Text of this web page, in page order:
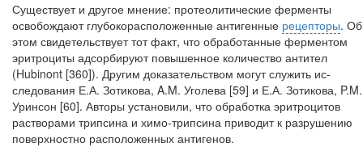
Существует и другое мнение: протеолитические ферменты
освобождают глубокорасположенные антигенные рецепторы. Об
этом свидетельствует тот факт, что обработанные ферментом
эритроциты адсорбируют повышенное ко­личество антител
(Hubinont [360]). Другим доказательством могут служить ис­
следования Е.А. Зотикова, A.M. Уголева [59] и Е.А. Зотикова, P.M.
Уринсон [60]. Авторы установили, что обработка эритроцитов
растворами трипсина и химо-трипсина приводит к разрушению
поверхностно расположенных антигенов.